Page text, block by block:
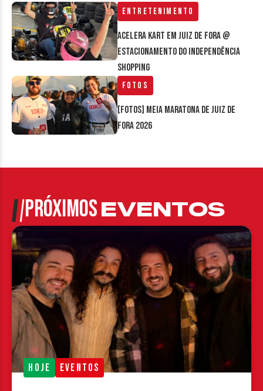
Entretenimento
Acelera Kart em Juiz de Fora @
estacionamento do Independência
Shopping
Fotos
[FOTOS] Meia Maratona de Juiz de
Fora 2026
PRÓXIMOSEVENTOS
HOJE EVENTOS